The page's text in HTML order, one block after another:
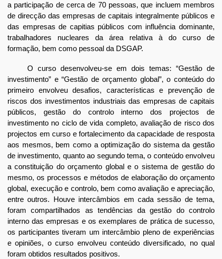
a participação de cerca de 70 pessoas, que incluem membros
de direcção das empresas de capitais integralmente públicos e
das empresas de capitias públicos com influência dominante,
trabalhadores nucleares da área relativa à do curso de
formação, bem como pessoal da DSGAP.
O curso desenvolveu-se em dois temas: “Gestão de
investimento” e “Gestão de orçamento global”, o conteúdo do
primeiro envolveu desafios, características e prevenção de
riscos dos investimentos industriais das empresas de capitais
públicos, gestão do controlo interno dos projectos de
investimento no ciclo de vida completo, avaliação de risco dos
projectos em curso e fortalecimento da capacidade de resposta
aos mesmos, bem como a optimização do sistema da gestão
de investimento, quanto ao segundo tema, o conteúdo envolveu
a constituição do orçamento global e o sistema de gestão do
mesmo, os processos e métodos de elaboração do orçamento
global, execução e controlo, bem como avaliação e apreciação,
entre outros. Houve intercâmbios em cada sessão de tema,
foram compartilhados as tendências da gestão do controlo
interno das empresas e os exemplares de prática de sucesso,
os participantes tiveram um intercâmbio pleno de experiências
e opiniões, o curso envolveu conteúdo diversificado, no qual
foram obtidos resultados positivos.